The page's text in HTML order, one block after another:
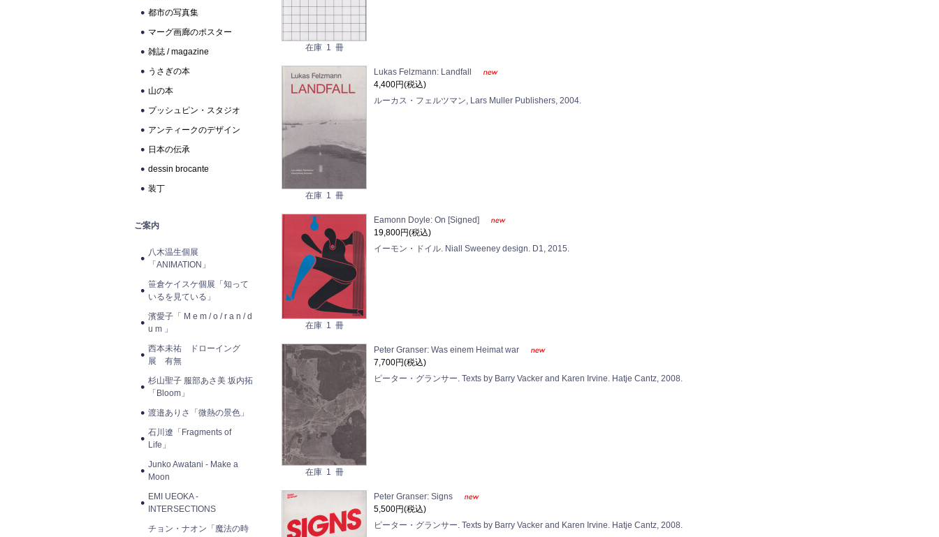
都市の写真集
マーグ画廊のポスター
雑誌 / magazine
うさぎの本
山の本
プッシュピン・スタジオ
アンティークのデザイン
日本の伝承
dessin brocante
装丁
ご案内
八木温生個展
「ANIMATION」
笹倉ケイスケ個展「知って
いるを見ている」
濱愛子「 M e m / o / r a n / d
u m 」
西本未祐 ドローイング
展 有無
杉山聖子 服部あさ美 坂内拓
「Bloom」
渡邉ありさ「微熱の景色」
石川遼「Fragments of
Life」
Junko Awatani - Make a
Moon
EMI UEOKA -
INTERSECTIONS
チョン・ナオン「魔法の時
在庫 1 冊
在庫 1 冊
Lukas Felzmann: Landfall
4,400円(税込)
ルーカス・フェルツマン, Lars Muller Publishers, 2004.
在庫 1 冊
Eamonn Doyle: On [Signed]
19,800円(税込)
イーモン・ドイル. Niall Sweeney design. D1, 2015.
在庫 1 冊
Peter Granser: Was einem Heimat war
7,700円(税込)
ピーター・グランサー. Texts by Barry Vacker and Karen Irvine. Hatje Cantz, 2008.
Peter Granser: Signs
5,500円(税込)
ピーター・グランサー. Texts by Barry Vacker and Karen Irvine. Hatje Cantz, 2008.